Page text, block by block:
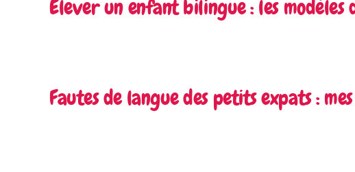
Élever un enfant bilingue : les
Fautes de langue des petits expats :